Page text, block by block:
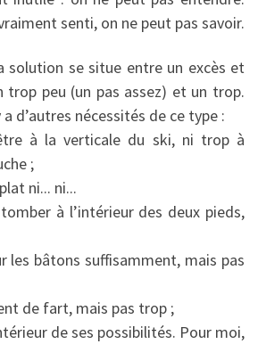
senti, on ne peut pas savoir.
solution se situe entre un excès et
trop peu (un pas assez) et un trop.
d’autres nécessités de ce type :
à la verticale du ski, ni trop à
;
ni... ni...
à l’intérieur des deux pieds,
les bâtons suffisamment, mais pas
de fart, mais pas trop ;
de ses possibilités. Pour moi,